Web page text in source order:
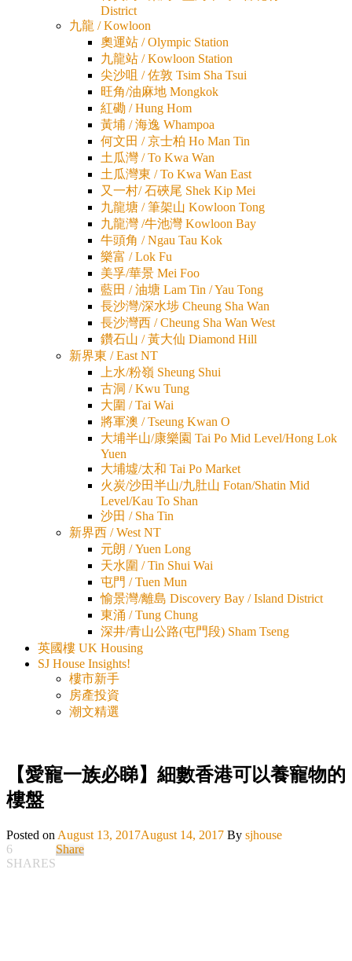
District
九龍 / Kowloon
奧運站 / Olympic Station
九龍站 / Kowloon Station
尖沙咀 / 佐敦 Tsim Sha Tsui
旺角/油麻地 Mongkok
紅磡 / Hung Hom
黃埔 / 海逸 Whampoa
何文田 / 京士柏 Ho Man Tin
土瓜灣 / To Kwa Wan
土瓜灣東 / To Kwa Wan East
又一村/ 石硤尾 Shek Kip Mei
九龍塘 / 筆架山 Kowloon Tong
九龍灣 /牛池灣 Kowloon Bay
牛頭角 / Ngau Tau Kok
樂富 / Lok Fu
美孚/華景 Mei Foo
藍田 / 油塘 Lam Tin / Yau Tong
長沙灣/深水埗 Cheung Sha Wan
長沙灣西 / Cheung Sha Wan West
鑽石山 / 黃大仙 Diamond Hill
新界東 / East NT
上水/粉嶺 Sheung Shui
古洞 / Kwu Tung
大圍 / Tai Wai
將軍澳 / Tseung Kwan O
大埔半山/康樂園 Tai Po Mid Level/Hong Lok
Yuen
大埔墟/太和 Tai Po Market
火炭/沙田半山/九肚山 Fotan/Shatin Mid
Level/Kau To Shan
沙田 / Sha Tin
新界西 / West NT
元朗 / Yuen Long
天水圍 / Tin Shui Wai
屯門 / Tuen Mun
愉景灣/離島 Discovery Bay / Island District
東涌 / Tung Chung
深井/青山公路(屯門段) Sham Tseng
英國樓 UK Housing
SJ House Insights!
樓市新手
房產投資
潮文精選
【愛寵一族必睇】細數香港可以養寵物的
樓盤
Posted on August 13, 2017August 14, 2017 By sjhouse
6
SHARES
Share